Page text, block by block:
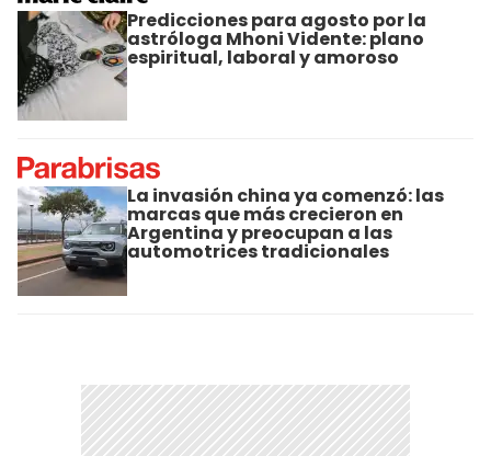
Predicciones para agosto por la
astróloga Mhoni Vidente: plano
espiritual, laboral y amoroso
La invasión china ya comenzó: las
marcas que más crecieron en
Argentina y preocupan a las
automotrices tradicionales